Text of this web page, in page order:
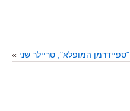
"ספיידרמן המופלא", טריילר שני »